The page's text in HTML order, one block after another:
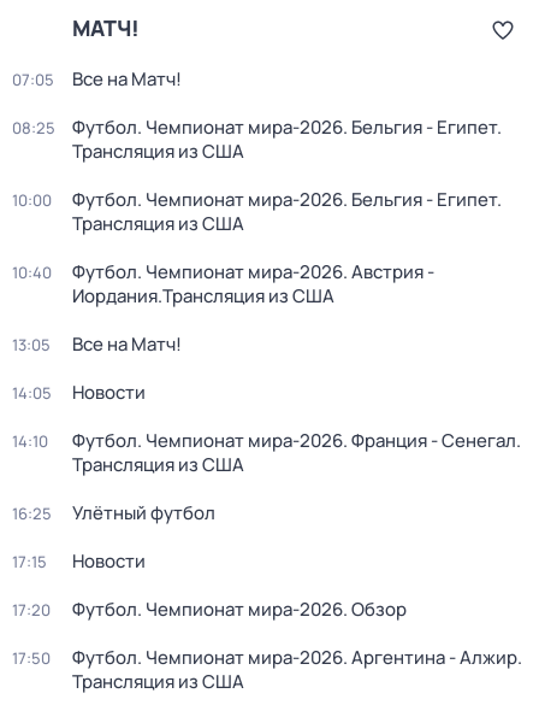
МАТЧ!
07:05 Все на Матч!
08:25
Футбол. Чемпионат мира-2026. Бельгия - Египет.
Трансляция из США
10:00
Футбол. Чемпионат мира-2026. Бельгия - Египет.
Трансляция из США
10:40
Футбол. Чемпионат мира-2026. Австрия -
Иордания.Трансляция из США
13:05 Все на Матч!
14:05 Новости
14:10
Футбол. Чемпионат мира-2026. Франция - Сенегал.
Трансляция из США
16:25 Улётный футбол
17:15 Новости
17:20 Футбол. Чемпионат мира-2026. Обзор
17:50
Футбол. Чемпионат мира-2026. Аргентина - Алжир.
Трансляция из США